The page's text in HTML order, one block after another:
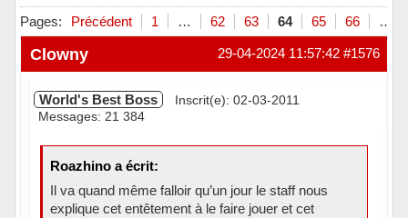
Pages: Précédent 1 … 62 63 64 65 66 …
#1576
29-04-2024 11:57:42
Clowny
World's Best Boss
Inscrit(e): 02-03-2011
Messages: 21 384
Roazhino a écrit:
Il va quand même falloir qu’un jour le staff nous
explique cet entêtement à le faire jouer et cet